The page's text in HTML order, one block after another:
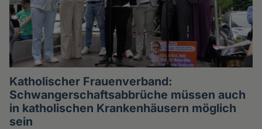
Katholischer Frauenverband:
Schwangerschaftsabbrüche müssen auch
in katholischen Krankenhäusern möglich
sein